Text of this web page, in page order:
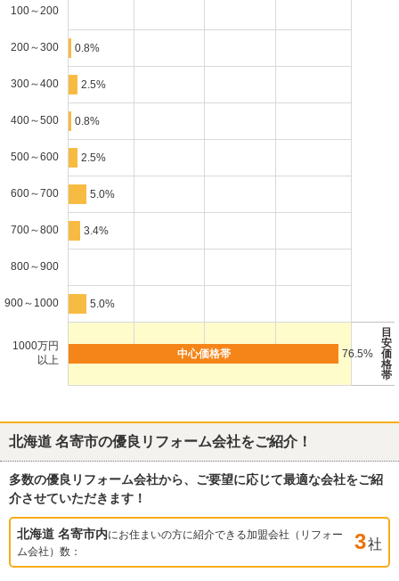
100～200
200～300 0.8%
300～400 2.5%
400～500 0.8%
500～600 2.5%
600～700 5.0%
700～800 3.4%
800～900
900～1000 5.0%
1000万円
以上
76.5%
目
安
価
格
帯
北海道 名寄市の優良リフォーム会社をご紹介！
多数の優良リフォーム会社から、ご要望に応じて最適な会社をご紹
介させていただきます！
北海道 名寄市内にお住まいの方に紹介できる加盟会社（リフォー
ム会社）数：
3社